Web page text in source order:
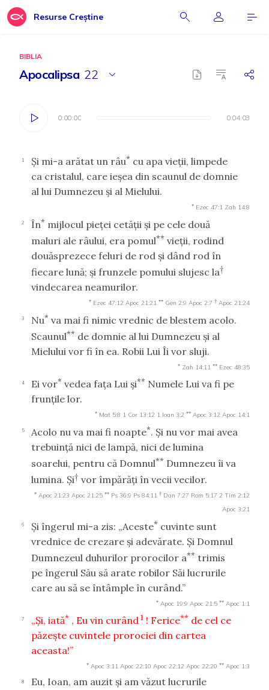
Resurse Creștine
BIBLIA
Apocalipsa 22
0:00:00 0:04:03
0:00:00 0:04:03
1 Şi mi-a arătat un râu* cu apa vieţii, limpede
ca cristalul, care ieşea din scaunul de domnie
al lui Dumnezeu şi al Mielului.
* Ezec 47:1 Zah 14:8
2 În* mijlocul pieţei cetăţii şi pe cele două
maluri ale râului, era pomul** vieţii, rodind
douăsprezece feluri de rod şi dând rod în
fiecare lună; şi frunzele pomului slujesc la†
vindecarea neamurilor.
* Ezec 47:12 Apoc 21:21 ** Gen 2:9 Apoc 2:7 † Apoc 21:24
3 Nu* va mai fi nimic vrednic de blestem acolo.
Scaunul** de domnie al lui Dumnezeu şi al
Mielului vor fi în ea. Robii Lui Îi vor sluji.
* Zah 14:11 ** Ezec 48:35
4 Ei vor* vedea faţa Lui şi** Numele Lui va fi pe
frunţile lor.
* Mat 5:8 1 Cor 13:12 1 Ioan 3:2 ** Apoc 3:12 Apoc 14:1
5 Acolo nu va mai fi noapte*. Şi nu vor mai avea
trebuinţă nici de lampă, nici de lumina
soarelui, pentru că Domnul** Dumnezeu îi va
lumina. Şi† vor împărăţi în vecii vecilor.
* Apoc 21:23 Apoc 21:25 ** Ps 36:9 Ps 84:11 † Dan 7:27 Rom 5:17 2 Tim 2:12
Apoc 3:21
6 Şi îngerul mi-a zis: „Aceste* cuvinte sunt
vrednice de crezare şi adevărate. Şi Domnul
Dumnezeul duhurilor prorocilor a** trimis
pe îngerul Său să arate robilor Săi lucrurile
care au să se întâmple în curând.”
* Apoc 19:9 Apoc 21:5 ** Apoc 1:1
7 „Şi, iată* , Eu vin curând1 ! Ferice** de cel ce
păzeşte cuvintele prorociei din cartea
aceasta!”
* Apoc 3:11 Apoc 22:10 Apoc 22:12 Apoc 22:20 ** Apoc 1:3
8
Eu, Ioan, am auzit şi am văzut lucrurile